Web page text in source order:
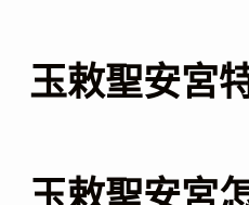
玉敕聖安宮
玉敕聖安宮